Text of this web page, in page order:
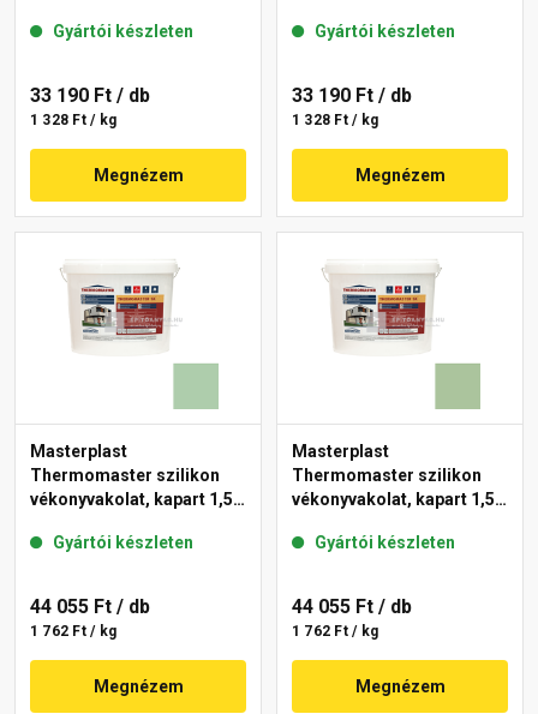
Gyártói készleten
33 190 Ft / db
1 328 Ft / kg
Megnézem
Gyártói készleten
33 190 Ft / db
1 328 Ft / kg
Megnézem
Masterplast
Thermomaster szilikon
vékonyvakolat, kapart 1,5
Gyártói készleten
44 055 Ft / db
1 762 Ft / kg
Megnézem
Masterplast
Thermomaster szilikon
vékonyvakolat, kapart 1,5
Gyártói készleten
44 055 Ft / db
1 762 Ft / kg
Megnézem